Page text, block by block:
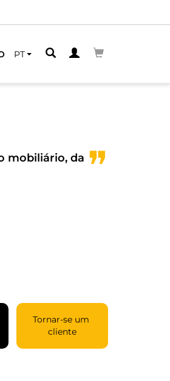
PT
mobiliário, da
Tornar-se um
cliente